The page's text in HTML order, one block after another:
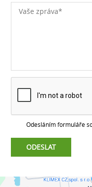
Odesláním formuláře